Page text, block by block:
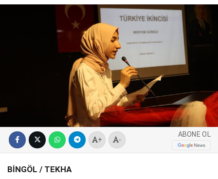
WhatsApp İhbar
Hattı
Facebook
SIYASET
+ -
ABONE OL
BİNGÖL / TEKHA